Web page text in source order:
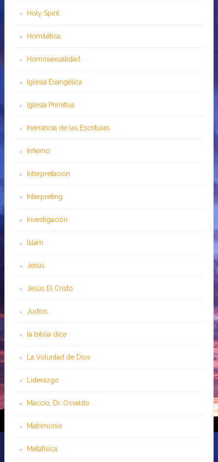
Holy Spirit
Homilética
Homosexualidad
Iglesia Evangélica
Iglesia Primitiva
Inerrancia de las Escrituras
Infierno
Interpretación
Interpreting
Investigación
Islam
Jesús
Jesús El Cristo
Judíos
la biblia dice
La Voluntad de Dios
Liderazgo
Maccio, Dr. Osvaldo
Matrimonio
Metafísica